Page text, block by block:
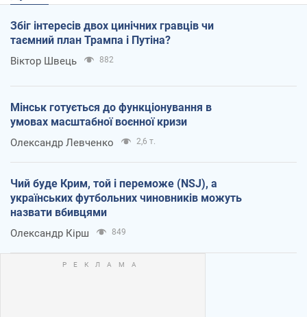
Збіг інтересів двох цинічних гравців чи
таємний план Трампа і Путіна?
Віктор Швець 882
Мінськ готується до функціонування в
умовах масштабної воєнної кризи
Олександр Левченко 2,6 т.
Чий буде Крим, той і переможе (NSJ), а
українських футбольних чиновників можуть
назвати вбивцями
Олександр Кірш 849